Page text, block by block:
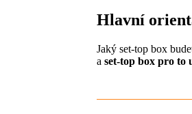
Hlavní
Jaký set-top box
a set-top box pro to